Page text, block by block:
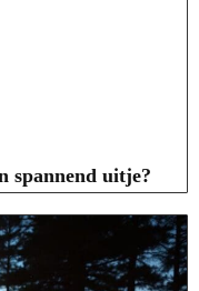
spannend uitje?